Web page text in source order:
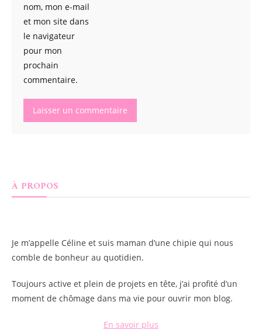
nom, mon e-mail
et mon site dans
le navigateur
pour mon
prochain
commentaire.
À PROPOS
Je m’appelle Céline et suis maman d’une chipie qui nous
comble de bonheur au quotidien.
Toujours active et plein de projets en tête, j’ai profité d’un
moment de chômage dans ma vie pour ouvrir mon blog.
En savoir plus